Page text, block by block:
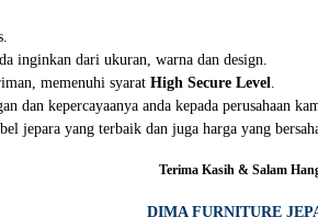
inginkan dari ukuran, warna dan design.
memenuhi syarat High Secure Level
dan kepercayaanya anda kepada perusahaan
jepara yang terbaik dan juga harga yang
Terima Kasih & Salam
DIMA FURNITURE